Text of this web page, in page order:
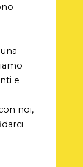
e
noi,